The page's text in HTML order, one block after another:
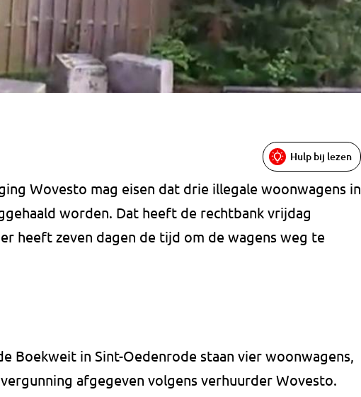
Hulp bij lezen
Wovesto mag eisen dat drie illegale woonwagens in
worden. Dat heeft de rechtbank vrijdag
heeft zeven dagen de tijd om de wagens weg te
Boekweit in Sint-Oedenrode staan vier woonwagens,
afgegeven volgens verhuurder Wovesto.